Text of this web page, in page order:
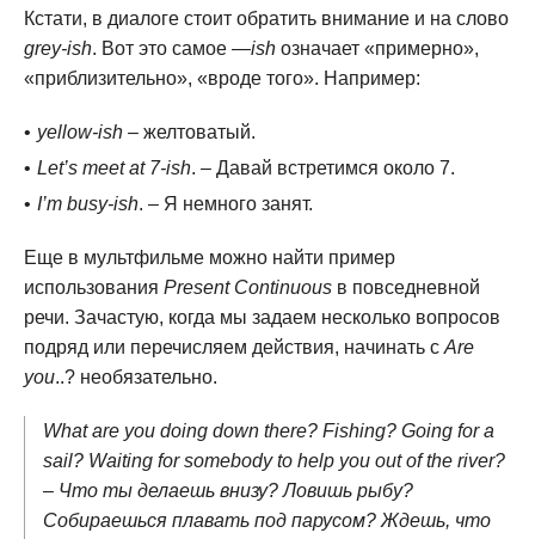
Кстати, в диалоге стоит обратить внимание и на слово
grey-ish. Вот это самое —ish означает «примерно»,
«приблизительно», «вроде того». Например:
yellow-ish – желтоватый.
Let’s meet at 7-ish. – Давай встретимся около 7.
I’m busy-ish. – Я немного занят.
Еще в мультфильме можно найти пример
использования Present Continuous в повседневной
речи. Зачастую, когда мы задаем несколько вопросов
подряд или перечисляем действия, начинать с Are
you..? необязательно.
What are you doing down there? Fishing? Going for a
sail? Waiting for somebody to help you out of the river?
– Что ты делаешь внизу? Ловишь рыбу?
Собираешься плавать под парусом? Ждешь, что